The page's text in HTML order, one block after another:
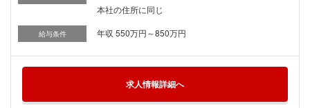
本社の住所に同じ
給与条件 年収 550万円～850万円
求人情報詳細へ